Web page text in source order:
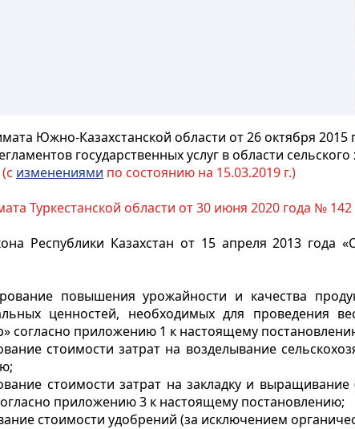
Южно-Казахстанской области от 26 октября 2015
государственных услуг в области сельского
(с изменениями по состоянию на 15.03.2019 г.)
Туркестанской области от 30 июня 2020 года № 142
Республики Казахстан от 15 апреля 2013 года
повышения урожайности и качества
ценностей, необходимых для проведения
согласно приложению 1 к настоящему
стоимости затрат на возделывание
стоимости затрат на закладку и
приложению 3 к настоящему постановлению;
стоимости удобрений (за исключением